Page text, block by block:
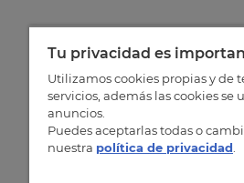
Tu privacidad es
Utilizamos cookies propias y de
servicios, además las cookies
anuncios.
Puedes aceptarlas todas o
nuestra política de privacidad